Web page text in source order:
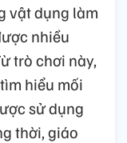
vật dụng làm
nhiều
trò chơi này,
hiểu mối
sử dụng
thời, giáo